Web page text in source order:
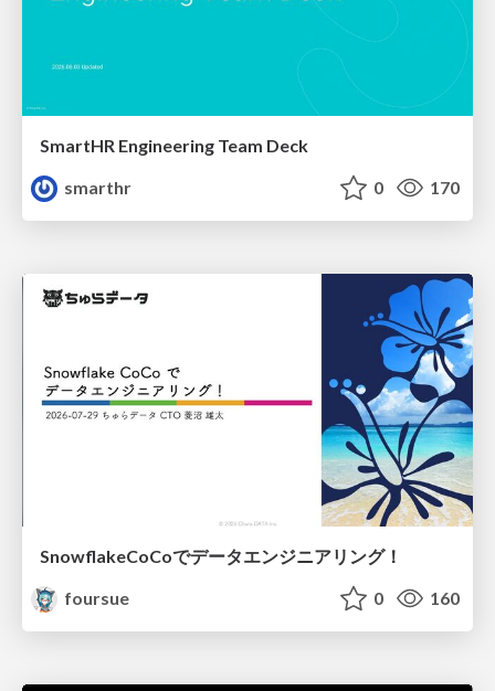
SmartHR Engineering Team Deck
smarthr
0 170
SnowflakeCoCoでデータエンジニアリング！
foursue
0 160